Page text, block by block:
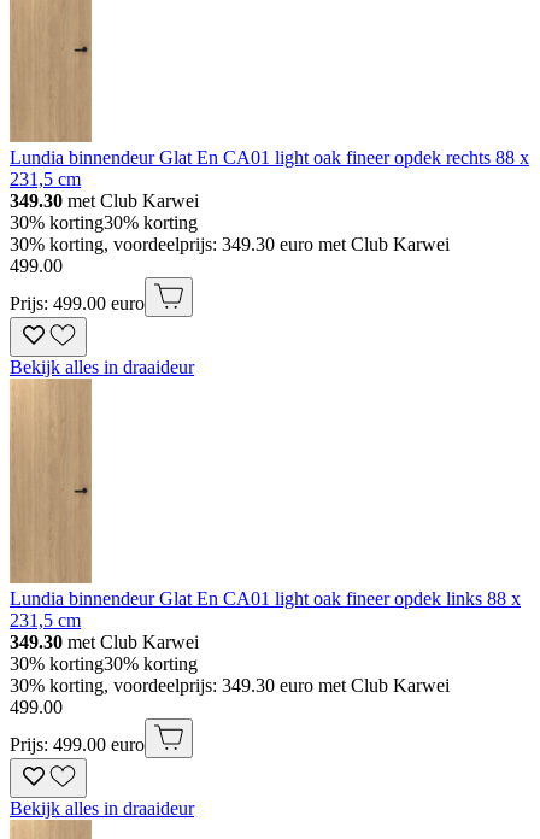
Lundia binnendeur Glat En CA01 light oak fineer opdek rechts 88 x
231,5 cm
349.30 met Club Karwei
30% korting30% korting
30% korting, voordeelprijs: 349.30 euro met Club Karwei
499.00
Prijs: 499.00 euro
Bekijk alles in draaideur
Lundia binnendeur Glat En CA01 light oak fineer opdek links 88 x
231,5 cm
349.30 met Club Karwei
30% korting30% korting
30% korting, voordeelprijs: 349.30 euro met Club Karwei
499.00
Prijs: 499.00 euro
Bekijk alles in draaideur